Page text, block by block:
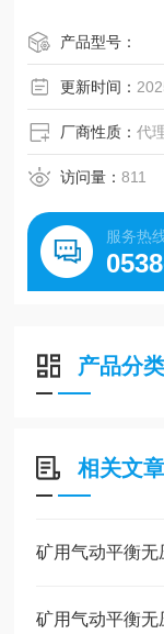
产品型号：
更新时间：
厂商性质：代
访问量：811
服务热
产品分类
相关文章
矿用气动平衡
矿用气动平衡